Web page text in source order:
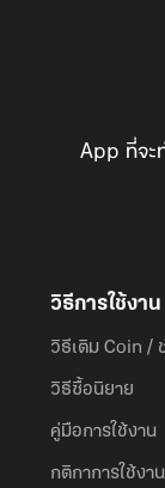
App ที่จะ
วิธีการใช้งาน
วิธีเติม Coin /
วิธีซื้อนิยาย
คู่มือการใช้งาน
กติกาการใช้งาน